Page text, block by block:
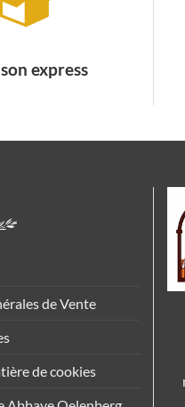
express
de Vente
de cookies